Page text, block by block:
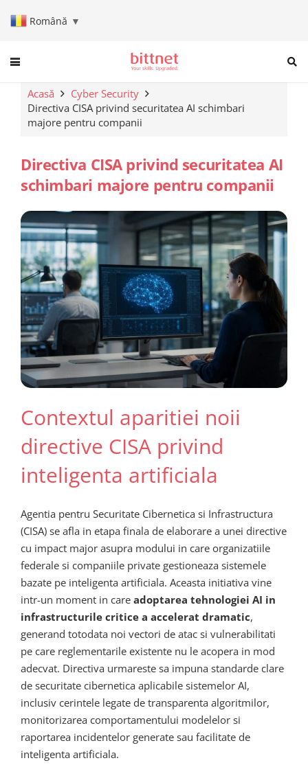
Română ▼
When autocomplete results
Acasă
Cyber Security
Directiva CISA privind securitatea AI schimbari
majore pentru companii
Directiva CISA privind securitatea AI
schimbari majore pentru companii
Contextul aparitiei noii
directive CISA privind
inteligenta artificiala
Agentia pentru Securitate Cibernetica si Infrastructura
(CISA) se afla in etapa finala de elaborare a unei directive
cu impact major asupra modului in care organizatiile
federale si companiile private gestioneaza sistemele
bazate pe inteligenta artificiala. Aceasta initiativa vine
intr-un moment in care adoptarea tehnologiei AI in
infrastructurile critice a accelerat dramatic,
generand totodata noi vectori de atac si vulnerabilitati
pe care reglementarile existente nu le acopera in mod
adecvat. Directiva urmareste sa impuna standarde clare
de securitate cibernetica aplicabile sistemelor AI,
inclusiv cerintele legate de transparenta algoritmilor,
monitorizarea comportamentului modelelor si
raportarea incidentelor generate sau facilitate de
inteligenta artificiala.